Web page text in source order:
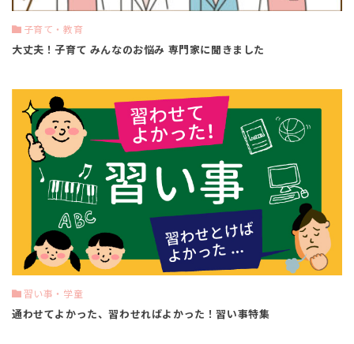
子育て・教育
大丈夫！子育て みんなのお悩み 専門家に聞きました
習い事・学童
通わせてよかった、習わせればよかった！習い事特集